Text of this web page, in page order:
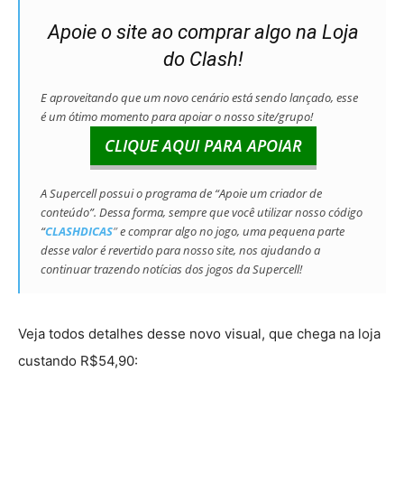
Apoie o site ao comprar algo na Loja
do Clash!
E aproveitando que um novo cenário está sendo lançado, esse
é um ótimo momento para apoiar o nosso site/grupo!
CLIQUE AQUI PARA APOIAR
A Supercell possui o programa de “Apoie um criador de
conteúdo”. Dessa forma, sempre que você utilizar nosso código
“CLASHDICAS”e comprar algo no jogo, uma pequena parte
desse valor é revertido para nosso site, nos ajudando a
continuar trazendo notícias dos jogos da Supercell!
Veja todos detalhes desse novo visual, que chega na loja
custando R$54,90: